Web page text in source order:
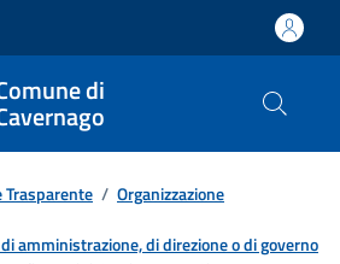
di
/ Organizzazione
amministrazione, di direzione o di governo